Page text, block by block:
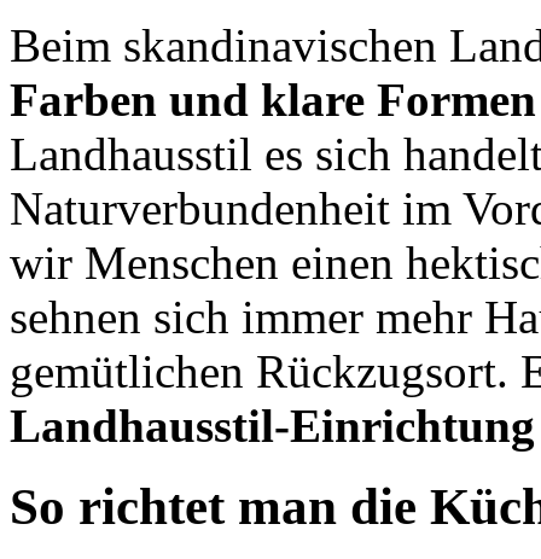
Beim skandinavischen
Farben und klare
Landhausstil es sich
Naturverbundenheit im
wir Menschen einen
sehnen sich immer mehr
gemütlichen Rückzugsort.
Landhausstil-Einrichtung
So richtet man die